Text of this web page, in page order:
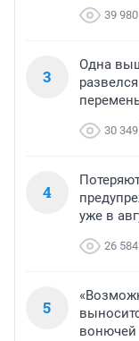
39 980
3
Одна
30 349
4
уже в
26 584
5
вонючей